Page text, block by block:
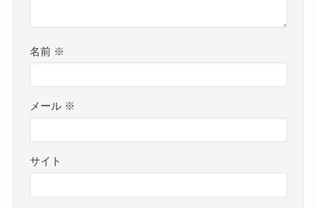
名前 ※
メール ※
サイト